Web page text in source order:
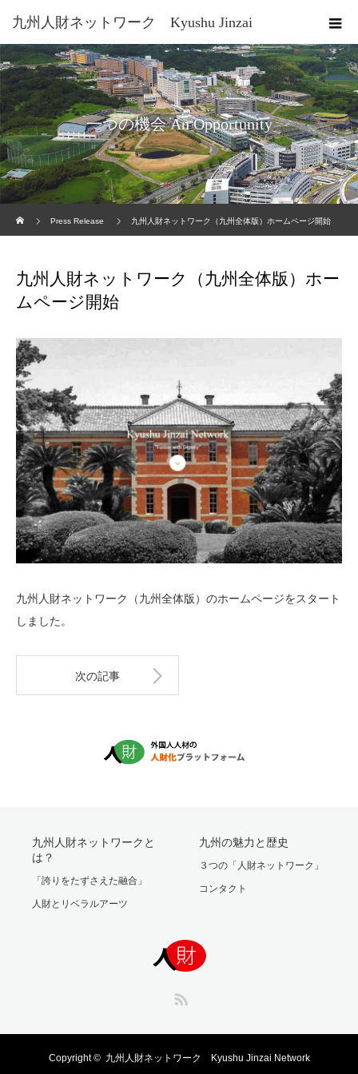
九州人財ネットワーク Kyushu Jinzai
Network
一つの機会 An Opportunity
Press Release
九州人財ネットワーク（九州全体版）ホームページ開始
九州人財ネットワーク（九州全体版）ホー
ムページ開始
九州人財ネットワーク（九州全体版）のホームページをスタート
しました。
次の記事
九州人財ネットワークと
は？
「誇りをたずさえた融合」
人財とリベラルアーツ
九州の魅力と歴史
３つの「人財ネットワーク」
コンタクト
Copyright © 九州人財ネットワーク Kyushu Jinzai Network